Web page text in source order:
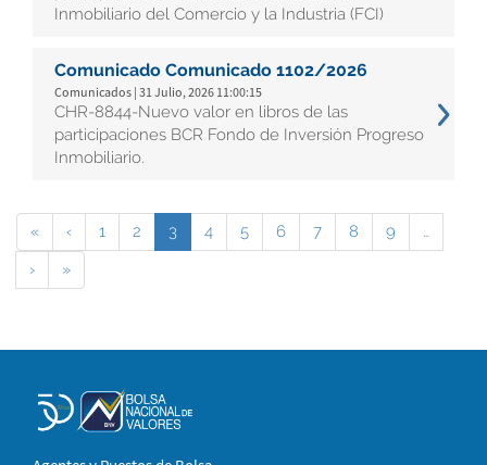
Inmobiliario del Comercio y la Industria (FCI)
Comunicado Comunicado 1102/2026
Comunicados | 31 Julio, 2026 11:00:15
CHR-8844-Nuevo valor en libros de las
participaciones BCR Fondo de Inversión Progreso
Inmobiliario.
« ‹ 1 2 3 4 5 6 7 8 9
…
›
»